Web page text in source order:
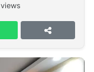
views